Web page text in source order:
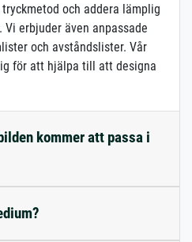
och addera lämplig
erbjuder även anpassade
och avståndslister. Vår
för att hjälpa till att designa
kommer att passa i